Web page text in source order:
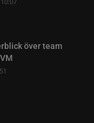
över team